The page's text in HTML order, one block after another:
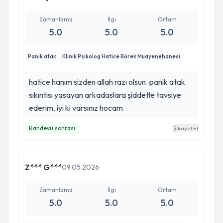
Zamanlama
5.0
İlgi
5.0
Ortam
5.0
Panik atak Klinik Psikolog Hatice Börek Muayenehanesi
hatice hanım sizden allah razı olsun. panik atak
sıkıntısı yasayan arkadaslara şiddetle tavsiye
ederim. iyi ki varsınız hocam
Randevu sonrası Şikayet Et
Z*** G***09.05.2026
Zamanlama
5.0
İlgi
5.0
Ortam
5.0